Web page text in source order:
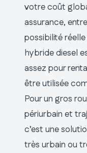
votre coût
assurance,
possibilité
hybride diesel
assez pour
être utilisée
Pour un gros
périurbain et
c’est une
très urbain ou